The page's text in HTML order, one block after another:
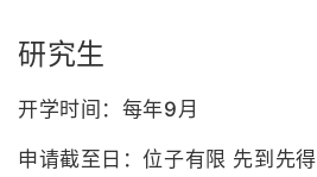
研究生
开学时间：每年9月
申请截至日：位子有限 先到先得